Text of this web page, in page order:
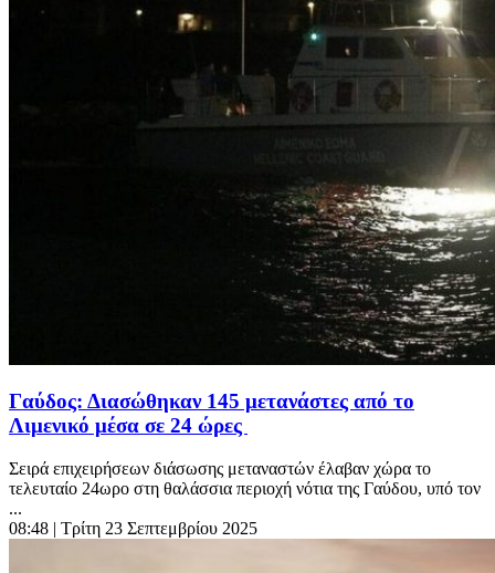
Γαύδος: Διασώθηκαν 145 μετανάστες από το
Λιμενικό μέσα σε 24 ώρες
Σειρά επιχειρήσεων διάσωσης μεταναστών έλαβαν χώρα το
τελευταίο 24ωρο στη θαλάσσια περιοχή νότια της Γαύδου, υπό τον
...
08:48 | Τρίτη 23 Σεπτεμβρίου 2025